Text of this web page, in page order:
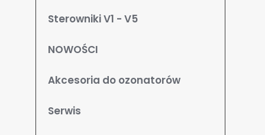
Sterowniki V1 - V5
NOWOŚCI
Akcesoria do ozonatorów
Serwis